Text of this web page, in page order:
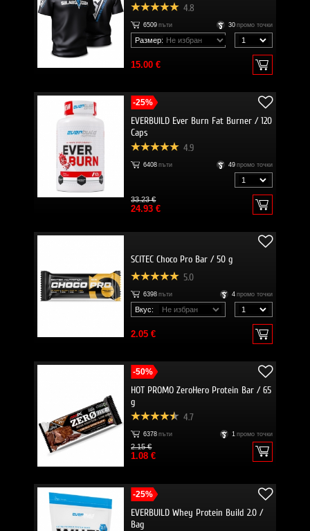
4.8
6509 пъти 30 промо точки
Размер:
15.00 €
-25%
EVERBUILD Ever Burn Fat Burner / 120
Caps
4.9
6408 пъти 49 промо точки
33.23 €
24.93 €
SCITEC Choco Pro Bar / 50 g
5.0
6398 пъти 4 промо точки
Вкус:
2.05 €
-50%
HOT PROMO ZeroHero Protein Bar / 65
g
4.7
6378 пъти 1 промо точки
2.15 €
1.08 €
-25%
EVERBUILD Whey Protein Build 2.0 /
Bag